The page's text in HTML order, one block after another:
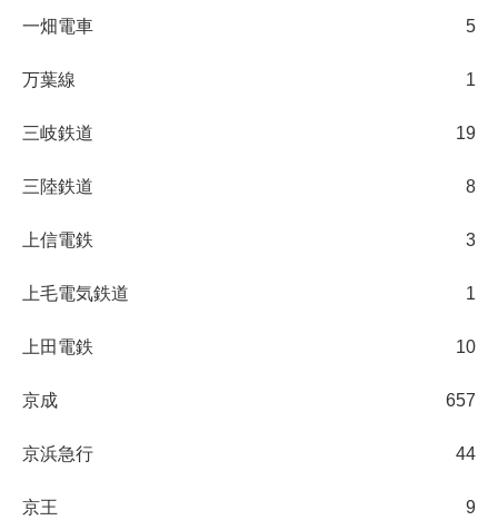
一畑電車 5
万葉線 1
三岐鉄道 19
三陸鉄道 8
上信電鉄 3
上毛電気鉄道 1
上田電鉄 10
京成 657
京浜急行 44
京王 9